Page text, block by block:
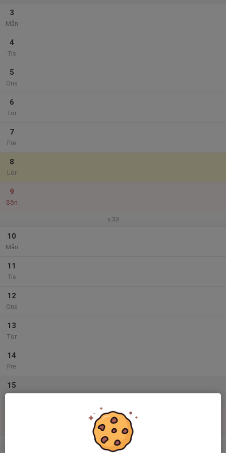
3
Mån
4
Tis
5
Ons
6
Tor
7
Fre
8
Lör
9
Sön
v.33
10
Mån
11
Tis
12
Ons
13
Tor
14
Fre
15
v.34